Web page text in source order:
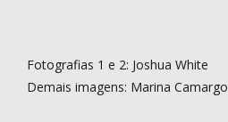
Fotografias 1 e 2: Joshua White
Demais imagens: Marina Camargo